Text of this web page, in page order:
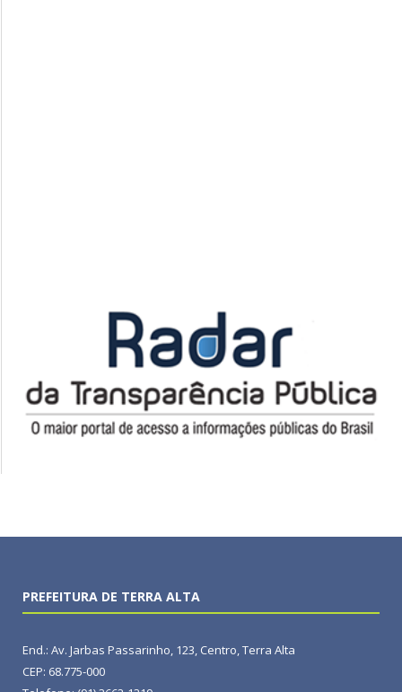
PREFEITURA DE TERRA ALTA
End.: Av. Jarbas Passarinho, 123, Centro, Terra Alta
CEP: 68.775-000